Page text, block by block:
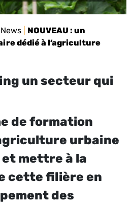
News
NOUVEAU : un
dédié à l’agriculture
un secteur qui
de formation
urbaine
mettre à la
cette filière en
des